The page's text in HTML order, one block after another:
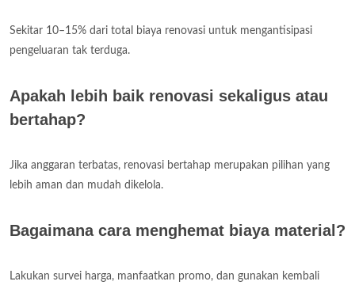
Sekitar 10–15% dari total biaya renovasi untuk mengantisipasi
pengeluaran tak terduga.
Apakah lebih baik renovasi sekaligus atau
bertahap?
Jika anggaran terbatas, renovasi bertahap merupakan pilihan yang
lebih aman dan mudah dikelola.
Bagaimana cara menghemat biaya material?
Lakukan survei harga, manfaatkan promo, dan gunakan kembali